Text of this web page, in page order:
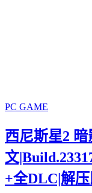
PC GAME
西尼斯星2
文
+全DLC|解压